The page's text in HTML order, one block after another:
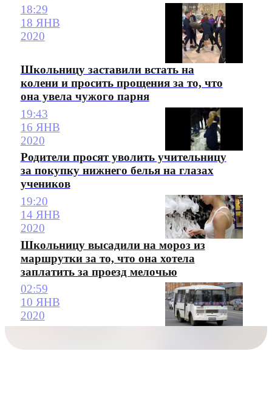
18:29
18 ЯНВ
2020
Школьницу заставили встать на
колени и просить прощения за то, что
она увела чужого парня
19:43
16 ЯНВ
2020
Родители просят уволить учительницу
за покупку нижнего белья на глазах
учеников
19:20
14 ЯНВ
2020
Школьницу высадили на мороз из
маршрутки за то, что она хотела
заплатить за проезд мелочью
02:59
10 ЯНВ
2020